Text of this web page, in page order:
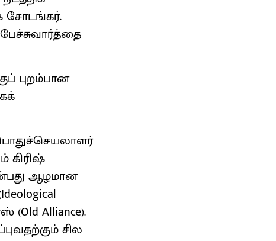
சோடங்கர்.
புறம்பான
கிரிஷ்
ஆழமான
Alliance).
சில